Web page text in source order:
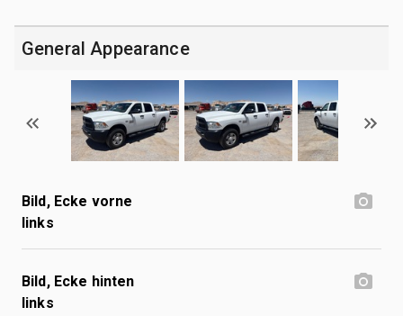
General Appearance
Bild, Ecke vorne
links
Bild, Ecke hinten
links